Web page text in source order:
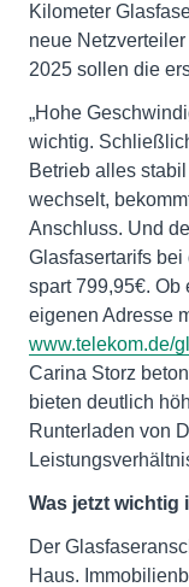
Kilometer
neue
2025 sollen die
„Hohe
wichtig.
Betrieb alles
wechselt,
Anschluss. Und
Glasfasertarifs bei
spart 799,95€. Ob
eigenen Adresse
www.telekom.de/
Carina Storz
bieten deutlich
Runterladen von
Was jetzt wichtig
Der
Haus.